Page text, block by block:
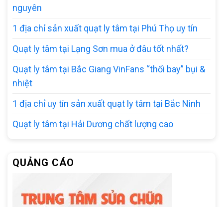
nguyên
1 địa chỉ sản xuất quạt ly tâm tại Phú Thọ uy tín
Quạt ly tâm tại Lạng Sơn mua ở đâu tốt nhất?
Quạt ly tâm tại Bắc Giang VinFans “thổi bay” bụi &
nhiệt
1 địa chỉ uy tín sản xuất quạt ly tâm tại Bắc Ninh
Quạt ly tâm tại Hải Dương chất lượng cao
QUẢNG CÁO